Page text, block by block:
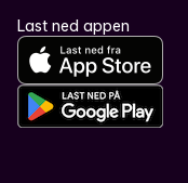
Last ned appen